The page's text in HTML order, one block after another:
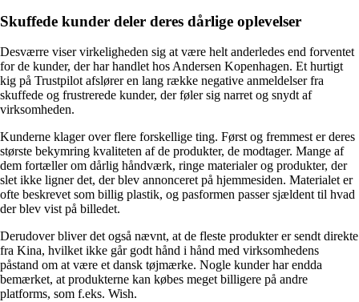
Skuffede kunder deler deres dårlige oplevelser
Desværre viser virkeligheden sig at være helt anderledes end forventet
for de kunder, der har handlet hos Andersen Kopenhagen. Et hurtigt
kig på Trustpilot afslører en lang række negative anmeldelser fra
skuffede og frustrerede kunder, der føler sig narret og snydt af
virksomheden.
Kunderne klager over flere forskellige ting. Først og fremmest er deres
største bekymring kvaliteten af de produkter, de modtager. Mange af
dem fortæller om dårlig håndværk, ringe materialer og produkter, der
slet ikke ligner det, der blev annonceret på hjemmesiden. Materialet er
ofte beskrevet som billig plastik, og pasformen passer sjældent til hvad
der blev vist på billedet.
Derudover bliver det også nævnt, at de fleste produkter er sendt direkte
fra Kina, hvilket ikke går godt hånd i hånd med virksomhedens
påstand om at være et dansk tøjmærke. Nogle kunder har endda
bemærket, at produkterne kan købes meget billigere på andre
platforms, som f.eks. Wish.